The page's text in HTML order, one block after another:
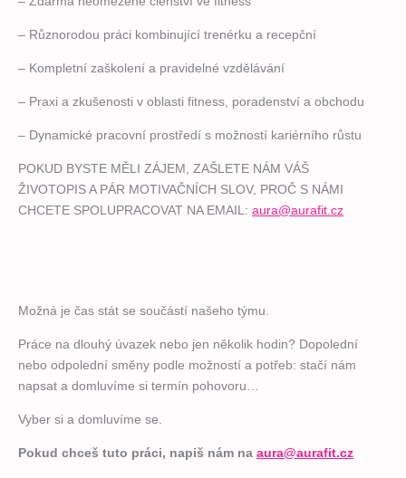
– Různorodou práci kombinující trenérku a recepční
– Kompletní zaškolení a pravidelné vzdělávání
– Praxi a zkušenosti v oblasti fitness, poradenství a obchodu
– Dynamické pracovní prostředí s možností kariérního růstu
POKUD BYSTE MĚLI ZÁJEM, ZAŠLETE NÁM VÁŠ
ŽIVOTOPIS A PÁR MOTIVAČNÍCH SLOV, PROČ S NÁMI
CHCETE SPOLUPRACOVAT NA EMAIL: aura@aurafit.cz
Možná je čas stát se součástí našeho týmu.
Práce na dlouhý úvazek nebo jen několik hodin? Dopolední
nebo odpolední směny podle možností a potřeb: stačí nám
napsat a domluvíme si termín pohovoru…
Vyber si a domluvíme se.
Pokud chceš tuto práci, napiš nám na aura@aurafit.cz